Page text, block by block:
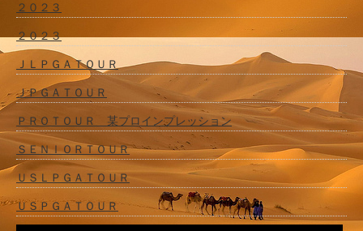
２０２３
２０２３
ＪＬＰＧＡＴＯＵＲ
ＪＰＧＡＴＯＵＲ
ＰＲＯＴＯＵＲ 某プロインプレッション
ＳＥＮＩＯＲＴＯＵＲ
ＵＳＬＰＧＡＴＯＵＲ
ＵＳＰＧＡＴＯＵＲ